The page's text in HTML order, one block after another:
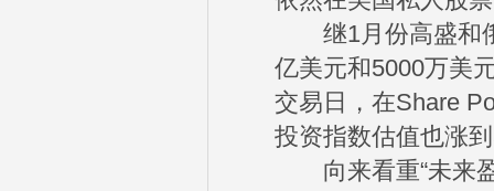
继1月份高盛和俄
亿美元和5000万美
交易日，在Share
投资指数估值也涨
向来看重“未来盈